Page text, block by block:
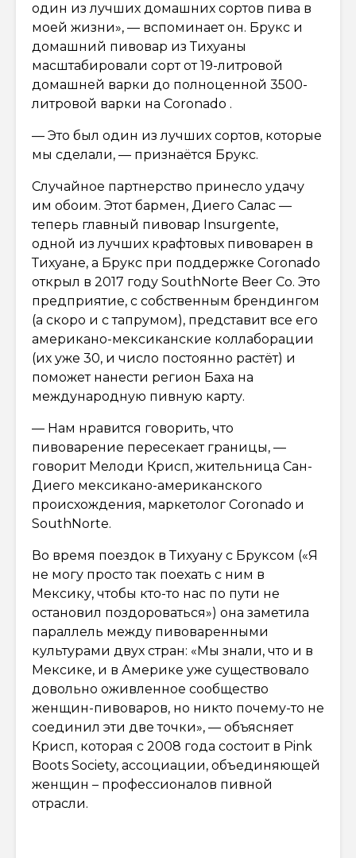
один из лучших домашних сортов пива в
моей жизни», — вспоминает он. Брукс и
домашний пивовар из Тихуаны
масштабировали сорт от 19-литровой
домашней варки до полноценной 3500-
литровой варки на Coronado .
— Это был один из лучших сортов, которые
мы сделали, — признаётся Брукс.
Случайное партнерство принесло удачу
им обоим. Этот бармен, Диего Салас —
теперь главный пивовар Insurgente,
одной из лучших крафтовых пивоварен в
Тихуане, а Брукс при поддержке Coronado
открыл в 2017 году SouthNorte Beer Co. Это
предприятие, с собственным брендингом
(а скоро и с тапрумом), представит все его
американо-мексиканские коллаборации
(их уже 30, и число постоянно растёт) и
поможет нанести регион Баха на
международную пивную карту.
— Нам нравится говорить, что
пивоварение пересекает границы, —
говорит Мелоди Крисп, жительница Сан-
Диего мексикано-американского
происхождения, маркетолог Coronado и
SouthNorte.
Во время поездок в Тихуану с Бруксом («Я
не могу просто так поехать с ним в
Мексику, чтобы кто-то нас по пути не
остановил поздороваться») она заметила
параллель между пивоваренными
культурами двух стран: «Мы знали, что и в
Мексике, и в Америке уже существовало
довольно оживленное сообщество
женщин-пивоваров, но никто почему-то не
соединил эти две точки», — объясняет
Крисп, которая с 2008 года состоит в Pink
Boots Society, ассоциации, объединяющей
женщин – профессионалов пивной
отрасли.